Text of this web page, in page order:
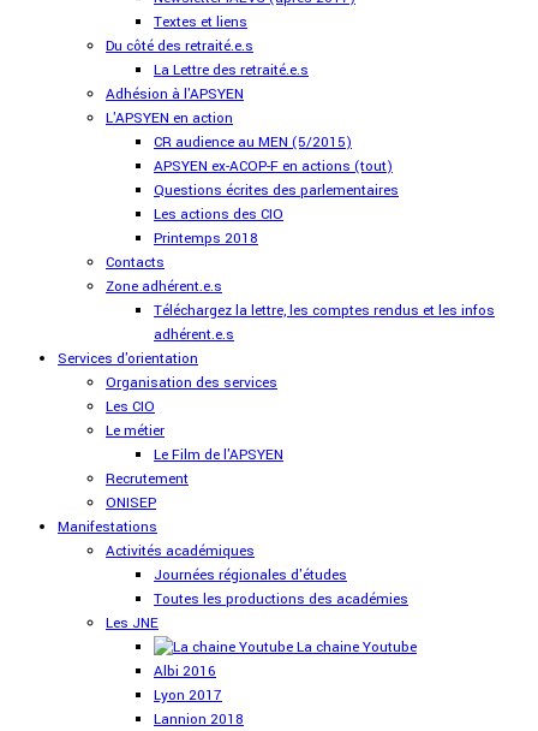
Textes et liens
Du côté des retraité.e.s
La Lettre des retraité.e.s
Adhésion à l'APSYEN
L'APSYEN en action
CR audience au MEN (5/2015)
APSYEN ex-ACOP-F en actions (tout)
Questions écrites des parlementaires
Les actions des CIO
Printemps 2018
Contacts
Zone adhérent.e.s
Téléchargez la lettre, les comptes rendus et les infos
adhérent.e.s
Services d'orientation
Organisation des services
Les CIO
Le métier
Le Film de l'APSYEN
Recrutement
ONISEP
Manifestations
Activités académiques
Journées régionales d'études
Toutes les productions des académies
Les JNE
La chaine Youtube
Albi 2016
Lyon 2017
Lannion 2018